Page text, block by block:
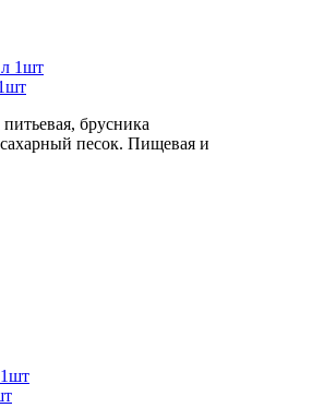
брусника
песок. Пищевая и